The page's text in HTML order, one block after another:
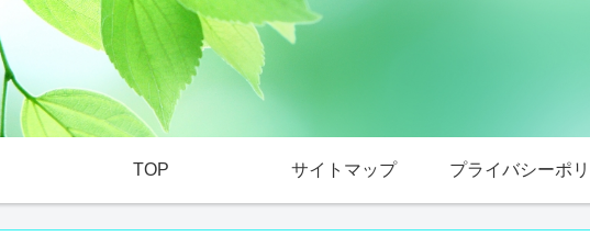
TOP サイトマップ プライバシーポ